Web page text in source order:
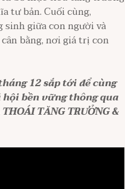
tư bản. Cuối cùng,
sinh giữa con người và
bằng, nơi giá trị con
12 sắp tớiđểcùng
bền vững thông qua
TĂNG TRƯỞNG &